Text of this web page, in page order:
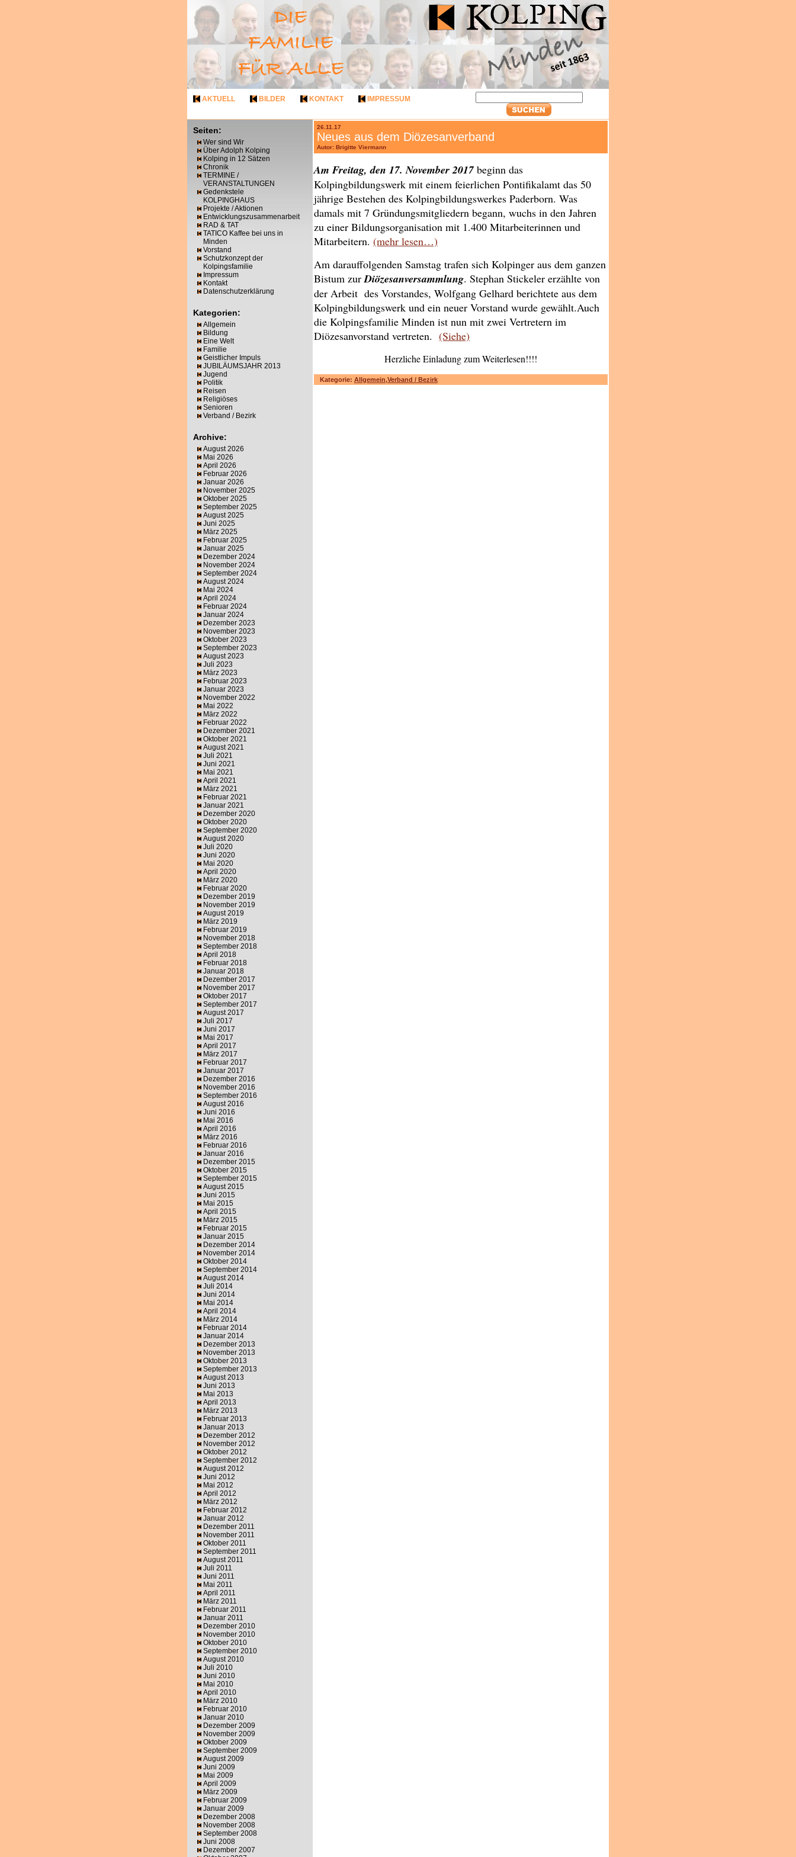
AKTUELL BILDER KONTAKT IMPRESSUM
Seiten:
Wer sind Wir
Über Adolph Kolping
Kolping in 12 Sätzen
Chronik
TERMINE /
VERANSTALTUNGEN
Gedenkstele
KOLPINGHAUS
Projekte / Aktionen
Entwicklungszusammenarbeit
RAD & TAT
TATICO Kaffee bei uns in
Minden
Vorstand
Schutzkonzept der
Kolpingsfamilie
Impressum
Kontakt
Datenschutzerklärung
Kategorien:
Allgemein
Bildung
Eine Welt
Familie
Geistlicher Impuls
JUBILÄUMSJAHR 2013
Jugend
Politik
Reisen
Religiöses
Senioren
Verband / Bezirk
Archive:
August 2026
Mai 2026
April 2026
Februar 2026
Januar 2026
November 2025
Oktober 2025
September 2025
August 2025
Juni 2025
März 2025
Februar 2025
Januar 2025
Dezember 2024
November 2024
September 2024
August 2024
Mai 2024
April 2024
Februar 2024
Januar 2024
Dezember 2023
November 2023
Oktober 2023
September 2023
August 2023
Juli 2023
März 2023
Februar 2023
Januar 2023
November 2022
Mai 2022
März 2022
Februar 2022
Dezember 2021
Oktober 2021
August 2021
Juli 2021
Juni 2021
Mai 2021
April 2021
März 2021
Februar 2021
Januar 2021
Dezember 2020
Oktober 2020
September 2020
August 2020
Juli 2020
Juni 2020
Mai 2020
April 2020
März 2020
Februar 2020
Dezember 2019
November 2019
August 2019
März 2019
Februar 2019
November 2018
September 2018
April 2018
Februar 2018
Januar 2018
Dezember 2017
November 2017
Oktober 2017
September 2017
August 2017
Juli 2017
Juni 2017
Mai 2017
April 2017
März 2017
Februar 2017
Januar 2017
Dezember 2016
November 2016
September 2016
August 2016
Juni 2016
Mai 2016
April 2016
März 2016
Februar 2016
Januar 2016
Dezember 2015
Oktober 2015
September 2015
August 2015
Juni 2015
Mai 2015
April 2015
März 2015
Februar 2015
Januar 2015
Dezember 2014
November 2014
Oktober 2014
September 2014
August 2014
Juli 2014
Juni 2014
Mai 2014
April 2014
März 2014
Februar 2014
Januar 2014
Dezember 2013
November 2013
Oktober 2013
September 2013
August 2013
Juni 2013
Mai 2013
April 2013
März 2013
Februar 2013
Januar 2013
Dezember 2012
November 2012
Oktober 2012
September 2012
August 2012
Juni 2012
Mai 2012
April 2012
März 2012
Februar 2012
Januar 2012
Dezember 2011
November 2011
Oktober 2011
September 2011
August 2011
Juli 2011
Juni 2011
Mai 2011
April 2011
März 2011
Februar 2011
Januar 2011
Dezember 2010
November 2010
Oktober 2010
September 2010
August 2010
Juli 2010
Juni 2010
Mai 2010
April 2010
März 2010
Februar 2010
Januar 2010
Dezember 2009
November 2009
Oktober 2009
September 2009
August 2009
Juni 2009
Mai 2009
April 2009
März 2009
Februar 2009
Januar 2009
Dezember 2008
November 2008
September 2008
Juni 2008
Dezember 2007
26.11.17
Neues aus dem Diözesanverband
Autor: Brigitte Viermann
Am Freitag, den 17. November 2017 beginn das
Kolpingbildungswerk mit einem feierlichen Pontifikalamt das 50
jährige Bestehen des Kolpingbildungswerkes Paderborn. Was
damals mit 7 Gründungsmitgliedern begann, wuchs in den Jahren
zu einer Bildungsorganisation mit 1.400 Mitarbeiterinnen und
Mitarbeitern. (mehr lesen…)
Am darauffolgenden Samstag trafen sich Kolpinger aus dem ganzen
Bistum zurDiözesanversammlung. Stephan Stickeler erzählte von
der Arbeit des Vorstandes, Wolfgang Gelhard berichtete aus dem
Kolpingbildungswerk und ein neuer Vorstand wurde gewählt.Auch
die Kolpingsfamilie Minden ist nun mit zwei Vertretern im
Diözesanvorstand vertreten. (Siehe)
Herzliche Einladung zum Weiterlesen!!!!
Kategorie: Allgemein,Verband / Bezirk